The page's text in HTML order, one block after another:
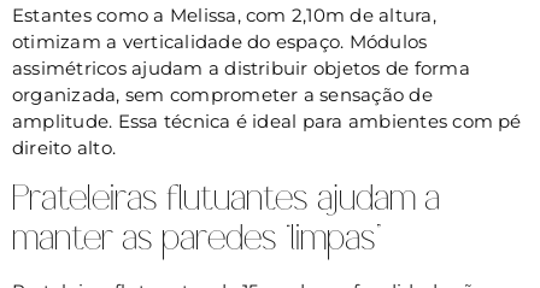
Estantes como a Melissa, com 2,10m de altura,
otimizam a verticalidade do espaço. Módulos
assimétricos ajudam a distribuir objetos de forma
organizada, sem comprometer a sensação de
amplitude. Essa técnica é ideal para ambientes com pé
direito alto.
Prateleiras flutuantes ajudam a
manter as paredes “limpas”